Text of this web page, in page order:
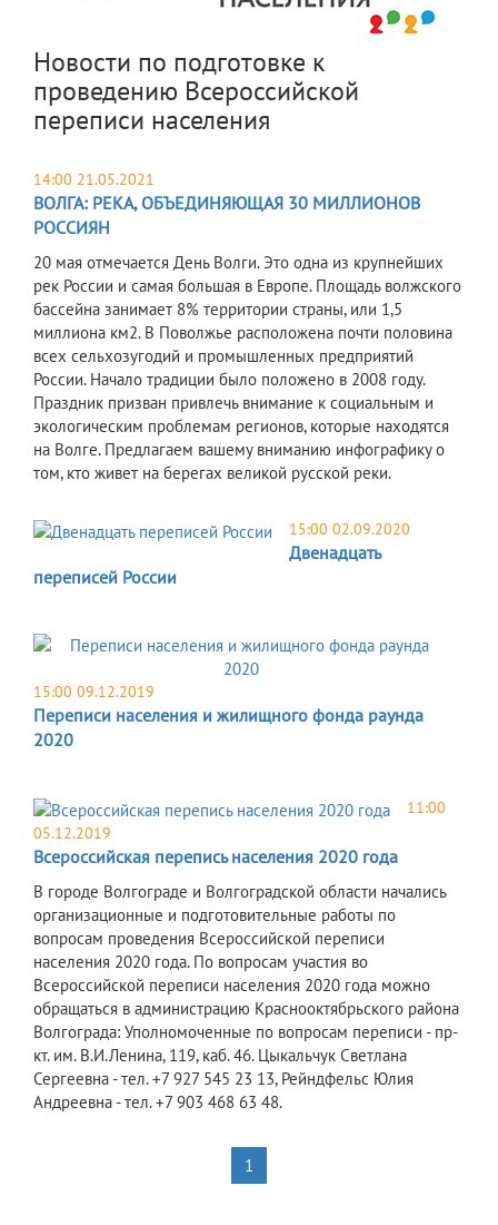
Новости по подготовке к
проведению Всероссийской
переписи населения
14:00 21.05.2021
ВОЛГА: РЕКА, ОБЪЕДИНЯЮЩАЯ 30 МИЛЛИОНОВ
РОССИЯН
20 мая отмечается День Волги. Это одна из крупнейших
рек России и самая большая в Европе. Площадь волжского
бассейна занимает 8% территории страны, или 1,5
миллиона км2. В Поволжье расположена почти половина
всех сельхозугодий и промышленных предприятий
России. Начало традиции было положено в 2008 году.
Праздник призван привлечь внимание к социальным и
экологическим проблемам регионов, которые находятся
на Волге. Предлагаем вашему вниманию инфографику о
том, кто живет на берегах великой русской реки.
15:00 02.09.2020
Двенадцать
переписей России
15:00 09.12.2019
Переписи населения и жилищного фонда раунда
2020
11:00
05.12.2019
Всероссийская перепись населения 2020 года
В городе Волгограде и Волгоградской области начались
организационные и подготовительные работы по
вопросам проведения Всероссийской переписи
населения 2020 года. По вопросам участия во
Всероссийской переписи населения 2020 года можно
обращаться в администрацию Краснооктябрьского района
Волгограда: Уполномоченные по вопросам переписи - пр-
кт. им. В.И.Ленина, 119, каб. 46. Цыкальчук Светлана
Сергеевна - тел. +7 927 545 23 13, Рейндфельс Юлия
Андреевна - тел. +7 903 468 63 48.
1